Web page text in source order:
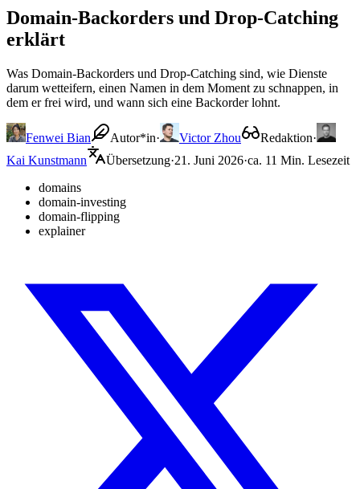
Domain-Backorders und Drop-Catching
erklärt
Was Domain-Backorders und Drop-Catching sind, wie Dienste
darum wetteifern, einen Namen in dem Moment zu schnappen, in
dem er frei wird, und wann sich eine Backorder lohnt.
Fenwei Bian Autor*in· Victor Zhou Redaktion·
Kai Kunstmann
Übersetzung·21. Juni 2026·ca. 11 Min. Lesezeit
domains
domain-investing
domain-flipping
explainer